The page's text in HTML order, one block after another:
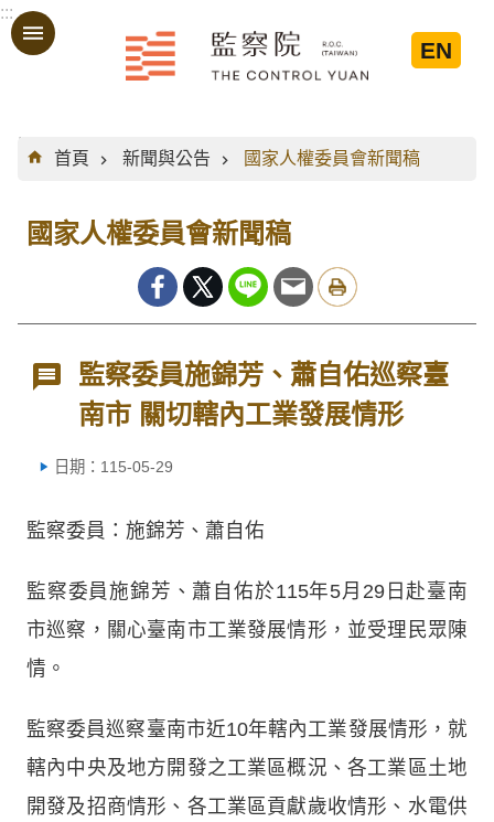
跳到主要內容區塊
:::
EN
:::
首頁
新聞與公告 國家人權委員會新聞稿
國家人權委員會新聞稿
監察委員施錦芳、蕭自佑巡察臺
南市 關切轄內工業發展情形
日期：115-05-29
監察委員：施錦芳、蕭自佑
監察委員施錦芳、蕭自佑於115年5月29日赴臺南
市巡察，關心臺南市工業發展情形，並受理民眾陳
情。
監察委員巡察臺南市近10年轄內工業發展情形，就
轄內中央及地方開發之工業區概況、各工業區土地
開發及招商情形、各工業區貢獻歲收情形、水電供